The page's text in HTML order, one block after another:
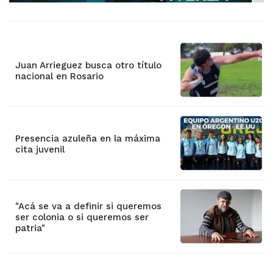
Juan Arrieguez busca otro título
nacional en Rosario
Presencia azuleña en la máxima
cita juvenil
"Acá se va a definir si queremos
ser colonia o si queremos ser
patria"